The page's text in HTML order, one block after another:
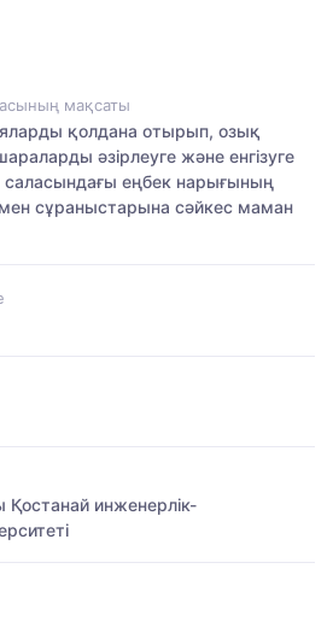
мақсаты
қолдана отырып, озық
әзірлеуге және енгізуге
саласындағы еңбек нарығының
мен сұраныстарына сәйкес маман
инженерлік-